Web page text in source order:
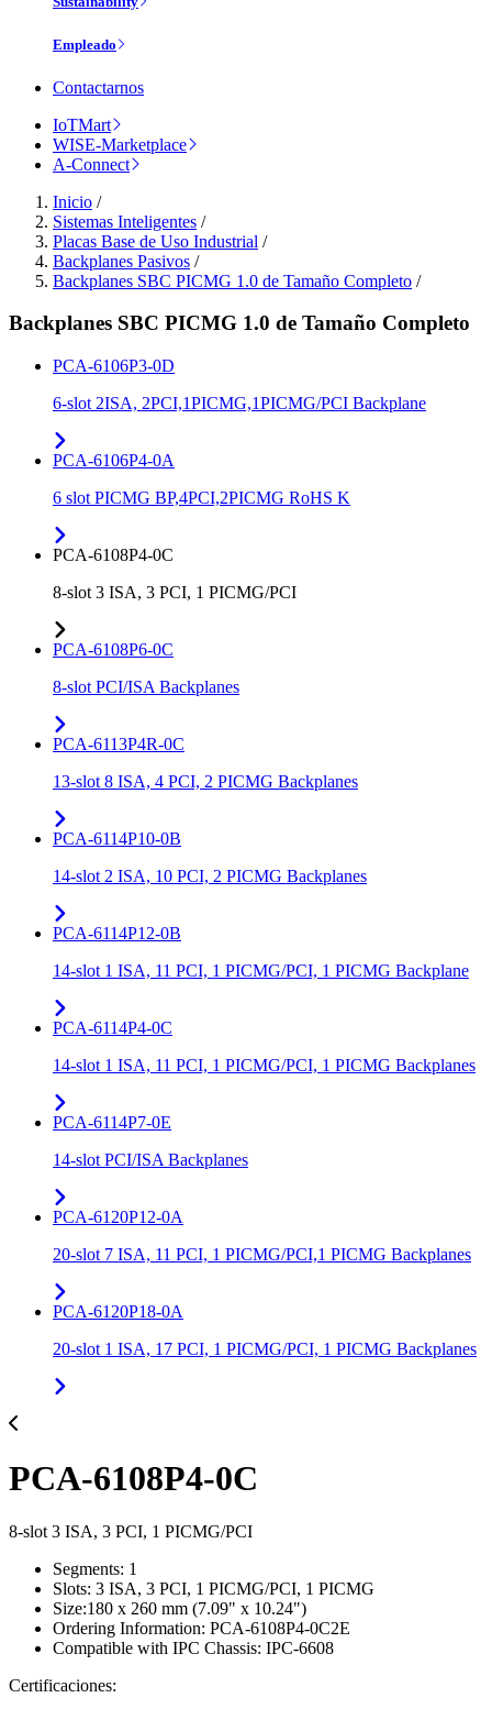
Empleado
Contactarnos
IoTMart
WISE-Marketplace
A-Connect
Inicio /
Sistemas Inteligentes /
Placas Base de Uso Industrial /
Backplanes Pasivos /
Backplanes SBC PICMG 1.0 de Tamaño Completo /
Backplanes SBC PICMG 1.0 de Tamaño Completo
PCA-6106P3-0D
6-slot 2ISA, 2PCI,1PICMG,1PICMG/PCI Backplane
PCA-6106P4-0A
6 slot PICMG BP,4PCI,2PICMG RoHS K
PCA-6108P4-0C
8-slot 3 ISA, 3 PCI, 1 PICMG/PCI
PCA-6108P6-0C
8-slot PCI/ISA Backplanes
PCA-6113P4R-0C
13-slot 8 ISA, 4 PCI, 2 PICMG Backplanes
PCA-6114P10-0B
14-slot 2 ISA, 10 PCI, 2 PICMG Backplanes
PCA-6114P12-0B
14-slot 1 ISA, 11 PCI, 1 PICMG/PCI, 1 PICMG Backplane
PCA-6114P4-0C
14-slot 1 ISA, 11 PCI, 1 PICMG/PCI, 1 PICMG Backplanes
PCA-6114P7-0E
14-slot PCI/ISA Backplanes
PCA-6120P12-0A
20-slot 7 ISA, 11 PCI, 1 PICMG/PCI,1 PICMG Backplanes
PCA-6120P18-0A
20-slot 1 ISA, 17 PCI, 1 PICMG/PCI, 1 PICMG Backplanes
PCA-6108P4-0C
8-slot 3 ISA, 3 PCI, 1 PICMG/PCI
Segments: 1
Slots: 3 ISA, 3 PCI, 1 PICMG/PCI, 1 PICMG
Size:180 x 260 mm (7.09" x 10.24")
Ordering Information: PCA-6108P4-0C2E
Compatible with IPC Chassis: IPC-6608
Certificaciones: